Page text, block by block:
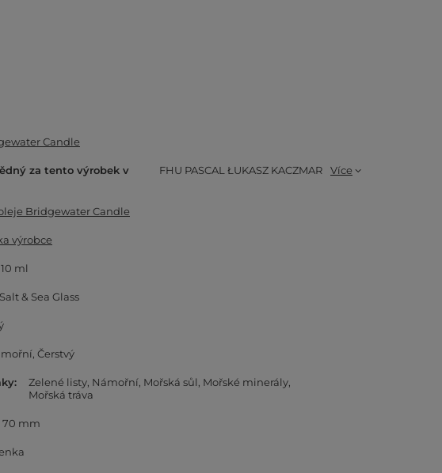
Candle
za tento výrobek v
FHU PASCAL ŁUKASZ KACZMAR Více
Bridgewater Candle
výrobce
10 ml
Salt & Sea Glass
Čerstvý
Zelené listy Námořní Mořská sůl Mořské minerály
Mořská tráva
70 mm